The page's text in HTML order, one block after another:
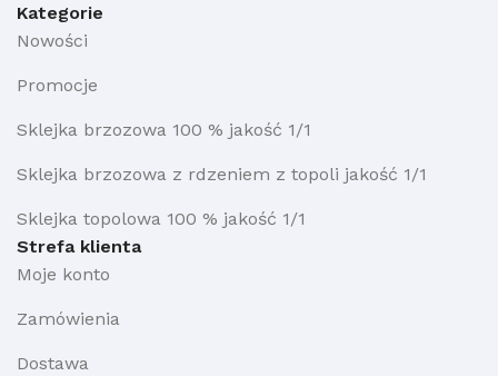
Kategorie
Nowości
Promocje
Sklejka brzozowa 100 % jakość 1/1
Sklejka brzozowa z rdzeniem z topoli jakość 1/1
Sklejka topolowa 100 % jakość 1/1
Strefa klienta
Moje konto
Zamówienia
Dostawa